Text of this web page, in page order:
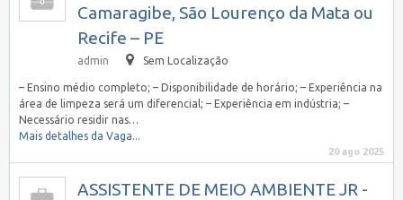
Camaragibe, São Lourenço da Mata ou
Recife – PE
admin Sem Localização
– Ensino médio completo; – Disponibilidade de horário; – Experiência na
área de limpeza será um diferencial; – Experiência em indústria; –
Necessário residir nas…
Mais detalhes da Vaga...
20 ago 2025
ASSISTENTE DE MEIO AMBIENTE JR -